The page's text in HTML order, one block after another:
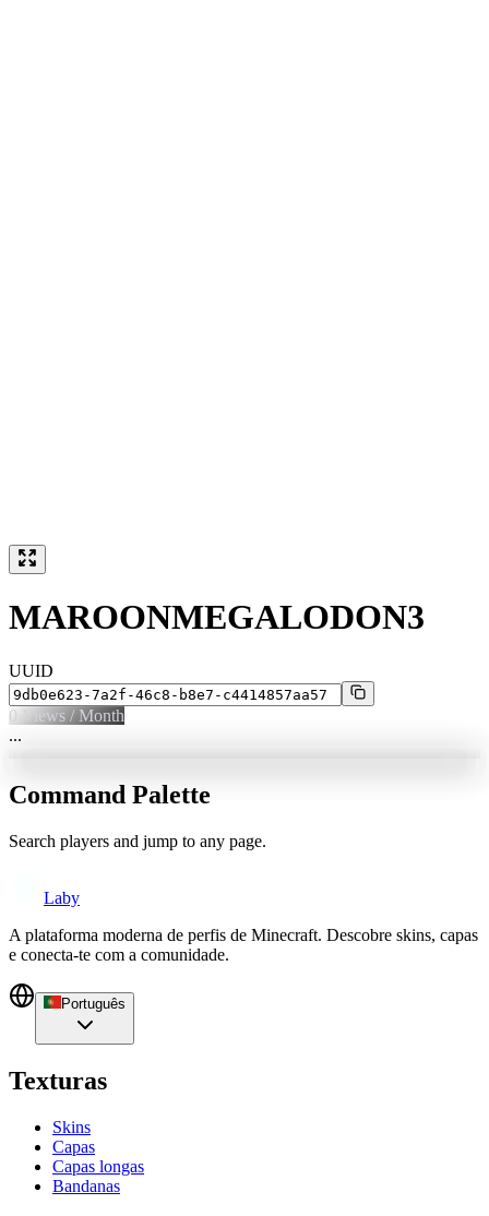
MAROONMEGALODON3
UUID
0 Views / Month
...
Command Palette
Search players and jump to any page.
Laby
A plataforma moderna de perfis de Minecraft. Descobre skins, capas
e conecta-te com a comunidade.
Português
Texturas
Skins
Capas
Capas longas
Bandanas